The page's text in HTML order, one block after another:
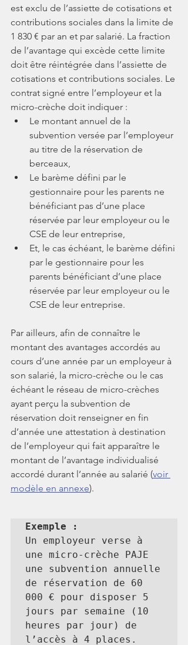
est exclu de l’assiette de cotisations et
contributions sociales dans la limite de
1 830 € par an et par salarié. La fraction
de l’avantage qui excède cette limite
doit être réintégrée dans l’assiette de
cotisations et contributions sociales. Le
contrat signé entre l’employeur et la
micro-crèche doit indiquer :
Le montant annuel de la
subvention versée par l’employeur
au titre de la réservation de
berceaux,
Le barème défini par le
gestionnaire pour les parents ne
bénéficiant pas d’une place
réservée par leur employeur ou le
CSE de leur entreprise,
Et, le cas échéant, le barème défini
par le gestionnaire pour les
parents bénéficiant d’une place
réservée par leur employeur ou le
CSE de leur entreprise.
Par ailleurs, afin de connaître le
montant des avantages accordés au
cours d’une année par un employeur à
son salarié, la micro-crèche ou le cas
échéant le réseau de micro-crèches
ayant perçu la subvention de
réservation doit renseigner en fin
d’année une attestation à destination
de l’employeur qui fait apparaître le
montant de l’avantage individualisé
accordé durant l’année au salarié (voir
modèle en annexe).
Exemple :
Un employeur verse à
une micro-crèche PAJE
une subvention annuelle
de réservation de 60
000 € pour disposer 5
jours par semaine (10
heures par jour) de
l’accès à 4 places.